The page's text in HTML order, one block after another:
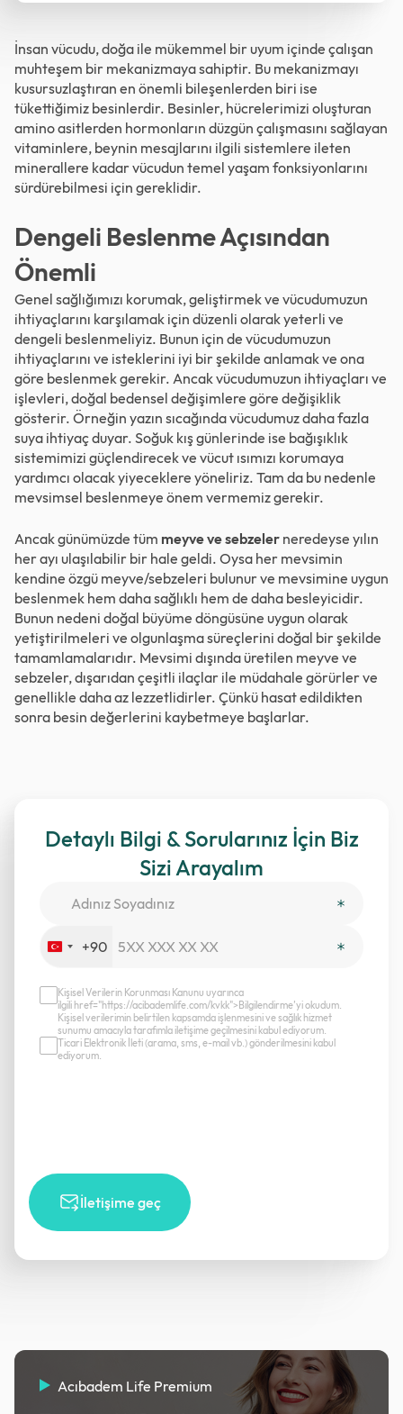
İnsan vücudu, doğa ile mükemmel bir uyum içinde çalışan
muhteşem bir mekanizmaya sahiptir. Bu mekanizmayı
kusursuzlaştıran en önemli bileşenlerden biri ise
tükettiğimiz besinlerdir. Besinler, hücrelerimizi oluşturan
amino asitlerden hormonların düzgün çalışmasını sağlayan
vitaminlere, beynin mesajlarını ilgili sistemlere ileten
minerallere kadar vücudun temel yaşam fonksiyonlarını
sürdürebilmesi için gereklidir.
Dengeli Beslenme Açısından
Önemli
Genel sağlığımızı korumak, geliştirmek ve vücudumuzun
ihtiyaçlarını karşılamak için düzenli olarak yeterli ve
dengeli beslenmeliyiz. Bunun için de vücudumuzun
ihtiyaçlarını ve isteklerini iyi bir şekilde anlamak ve ona
göre beslenmek gerekir. Ancak vücudumuzun ihtiyaçları ve
işlevleri, doğal bedensel değişimlere göre değişiklik
gösterir. Örneğin yazın sıcağında vücudumuz daha fazla
suya ihtiyaç duyar. Soğuk kış günlerinde ise bağışıklık
sistemimizi güçlendirecek ve vücut ısımızı korumaya
yardımcı olacak yiyeceklere yöneliriz. Tam da bu nedenle
mevsimsel beslenmeye önem vermemiz gerekir.
Ancak günümüzde tüm meyve ve sebzeler neredeyse yılın
her ayı ulaşılabilir bir hale geldi. Oysa her mevsimin
kendine özgü meyve/sebzeleri bulunur ve mevsimine uygun
beslenmek hem daha sağlıklı hem de daha besleyicidir.
Bunun nedeni doğal büyüme döngüsüne uygun olarak
yetiştirilmeleri ve olgunlaşma süreçlerini doğal bir şekilde
tamamlamalarıdır. Mevsimi dışında üretilen meyve ve
sebzeler, dışarıdan çeşitli ilaçlar ile müdahale görürler ve
genellikle daha az lezzetlidirler. Çünkü hasat edildikten
sonra besin değerlerini kaybetmeye başlarlar.
Detaylı Bilgi & Sorularınız İçin Biz
Sizi Arayalım
Turkey
+90
İletişime geç
Kişisel Verilerin Korunması Kanunu uyarınca
ilgili href="https://acibademlife.com/kvkk">Bilgilendirme’yi okudum.
Kişisel verilerimin belirtilen kapsamda işlenmesini ve sağlık hizmet
sunumu amacıyla tarafımla iletişime geçilmesini kabul ediyorum.
Ticari Elektronik İleti (arama, sms, e-mail vb.) gönderilmesini kabul
ediyorum.
Acıbadem Life Premium